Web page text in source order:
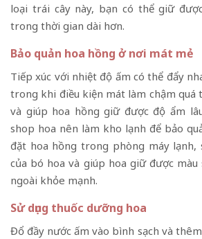
loại trái cây này, bạn có thể giữ
trong thời gian dài hơn.
Bảo quản hoa hồng ở nơi mát mẻ
Tiếp xúc với nhiệt độ ấm có thể đẩy
trong khi điều kiện mát làm chậm quá
và giúp hoa hồng giữ được độ ẩm
shop hoa nên làm kho lạnh để bảo
đặt hoa hồng trong phòng máy lạnh,
của bó hoa và giúp hoa giữ được
ngoài khỏe mạnh.
Sử dụng thuốc dưỡng hoa
Đổ đầy nước ấm vào bình sạch và